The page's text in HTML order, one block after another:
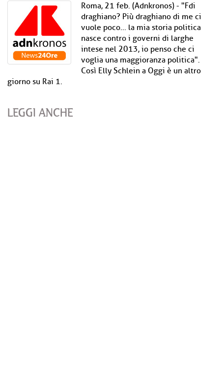
Roma, 21 feb. (Adnkronos) - "Fdi
draghiano? Più draghiano di me ci
vuole poco... la mia storia politica
nasce contro i governi di larghe
intese nel 2013, io penso che ci
voglia una maggioranza politica".
Così Elly Schlein a Oggi è un altro
giorno su Rai 1.
LEGGI ANCHE